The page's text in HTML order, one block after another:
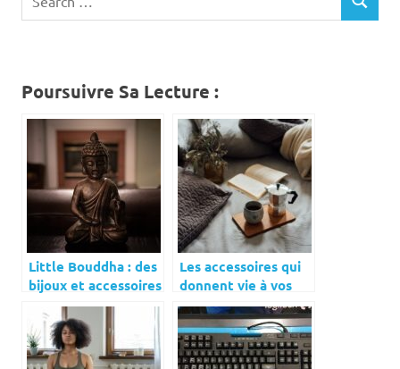
for:
SEARCH
Poursuivre Sa Lecture :
Little Bouddha : des
bijoux et accessoires
Les accessoires qui
donnent vie à vos
soirées lecture :
Guide exhaustif